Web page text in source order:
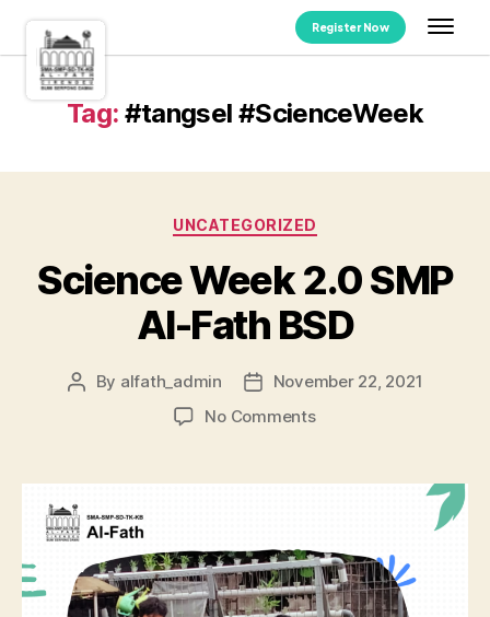
Register Now
Tag: #tangsel #ScienceWeek
UNCATEGORIZED
Science Week 2.0 SMP
Al-Fath BSD
By alfath_admin
November 22, 2021
No Comments